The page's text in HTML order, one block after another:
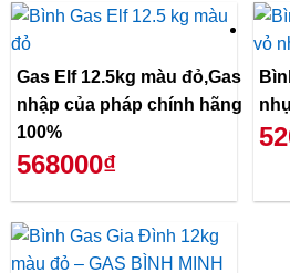
Gas Elf 12.5kg màu đỏ,Gas
nhập của pháp chính hãng
100%
568000₫